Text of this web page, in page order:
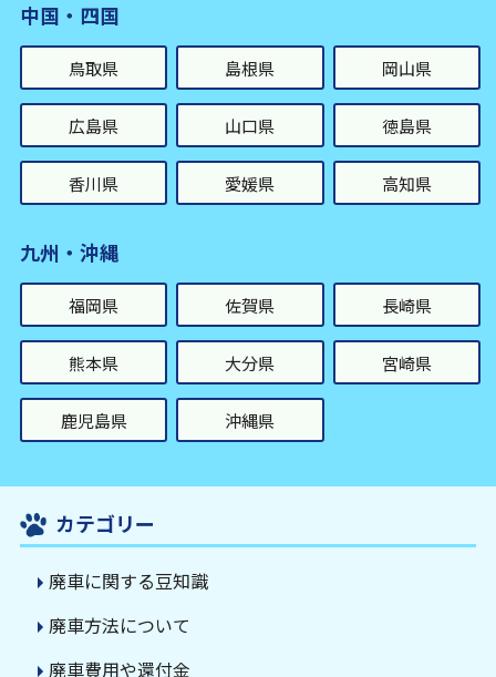
中国・四国
鳥取県 島根県 岡山県
広島県 山口県 徳島県
香川県 愛媛県 高知県
九州・沖縄
福岡県 佐賀県 長崎県
熊本県 大分県 宮崎県
鹿児島県 沖縄県
カテゴリー
廃車に関する豆知識
廃車方法について
廃車費用や還付金